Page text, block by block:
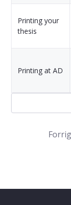
Printing your
thesis
Printing at AD